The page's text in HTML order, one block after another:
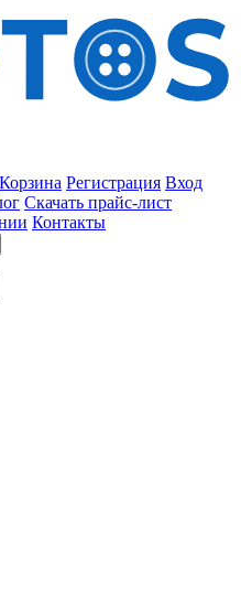
Корзина Регистрация Вход
Скачать прайс-лист
Контакты